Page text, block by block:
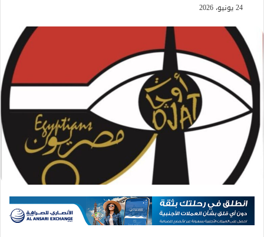
24 يونيو، 2026